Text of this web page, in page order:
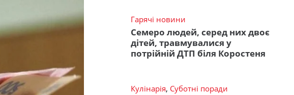
Гарячі новини
Семеро людей, серед них двоє
дітей, травмувалися у
потрійній ДТП біля Коростеня
Кулінарія, Суботні поради